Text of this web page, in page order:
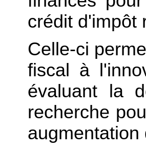
crédit d'impôt
Celle-ci
fiscal à
évaluant la
recherche